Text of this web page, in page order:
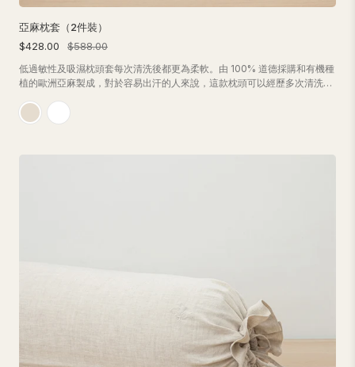
亞麻枕套（2件裝）
$428.00
$588.00
低過敏性及吸濕枕頭套每次清洗後都更為柔軟。由 100% 道德採購和有機種
植的歐洲亞麻製成，對於容易出汗的人來說，這款枕頭可以經歷多次清洗，